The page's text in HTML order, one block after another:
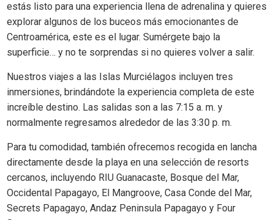
estás listo para una experiencia llena de adrenalina y quieres
explorar algunos de los buceos más emocionantes de
Centroamérica, este es el lugar. Sumérgete bajo la
superficie… y no te sorprendas si no quieres volver a salir.
Nuestros viajes a las Islas Murciélagos incluyen tres
inmersiones, brindándote la experiencia completa de este
increíble destino. Las salidas son a las 7:15 a. m. y
normalmente regresamos alrededor de las 3:30 p. m.
Para tu comodidad, también ofrecemos recogida en lancha
directamente desde la playa en una selección de resorts
cercanos, incluyendo RIU Guanacaste, Bosque del Mar,
Occidental Papagayo, El Mangroove, Casa Conde del Mar,
Secrets Papagayo, Andaz Peninsula Papagayo y Four